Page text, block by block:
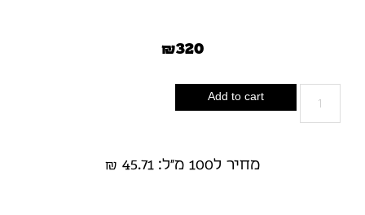
₪320
Add to cart
מחיר ל100 מ"ל: 45.71 ₪